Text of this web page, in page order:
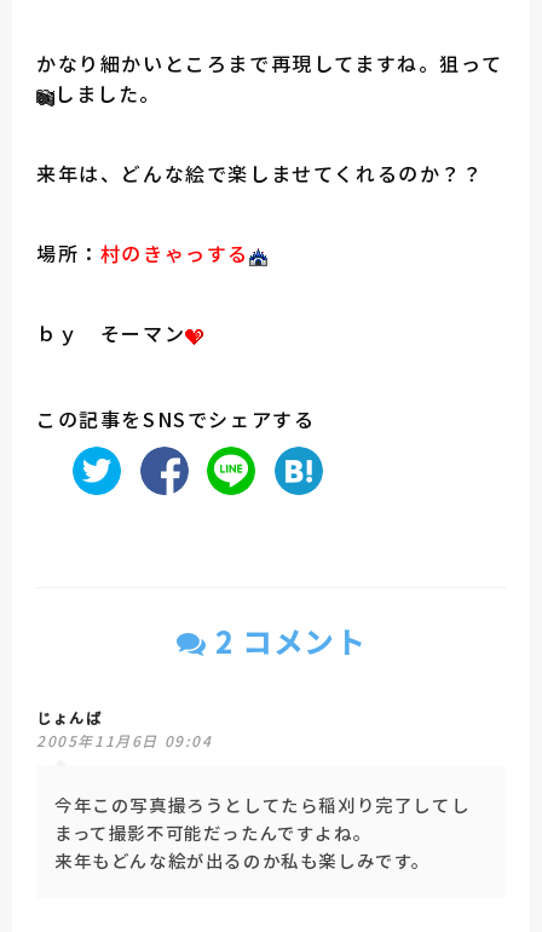
かなり細かいところまで再現してますね。狙って
しました。
来年は、どんな絵で楽しませてくれるのか？？
場所： 村のきゃっする
ｂｙ そーマン
この記事をSNSでシェアする
2 コメント
じょんば
2005年11月6日 09:04
今年この写真撮ろうとしてたら稲刈り完了してし
まって撮影不可能だったんですよね。
来年もどんな絵が出るのか私も楽しみです。